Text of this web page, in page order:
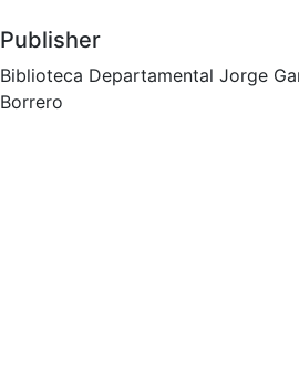
Publisher
Biblioteca Departamental Jorge
Borrero